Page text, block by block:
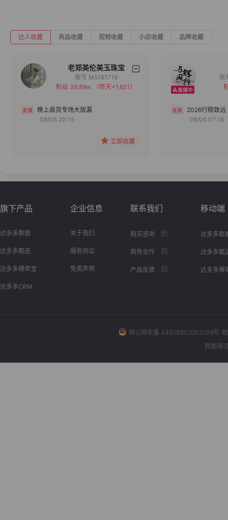
达人收藏 商品收藏 视频收藏 小店收藏 品牌收藏
老郑美伦美玉珠宝
备注
分组
账号 M5181718
粉丝 39.89w
（昨天+1,651）
晚上高货专场大放漏
08/05 20:15
立即收藏
2026行稳致远
08/06 07:18
旗下产品
达多多数据
达多多甄选
达多多爆单宝
达多多CRM
企业信息
关于我们
服务协议
免责声明
联系我们
购买咨询
商务合作
产品反馈
移动端
达多多数
达多多甄
达多多爆
皖公网安备 34019202002109号
数据通